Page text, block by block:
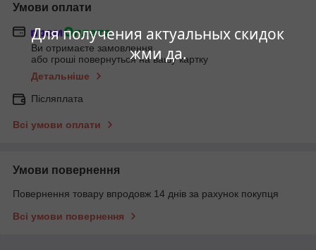
Для получения актуальных скидок
жми да.
Умови оплати
Ви отримаєте замовлення
або гроші повернуться на вашу картку
Детальніше
Післяплата
Всі умови оплати
Умови повернення
Повернення товару впродовж 14 днів за рахунок покупця
Всі умови повернення